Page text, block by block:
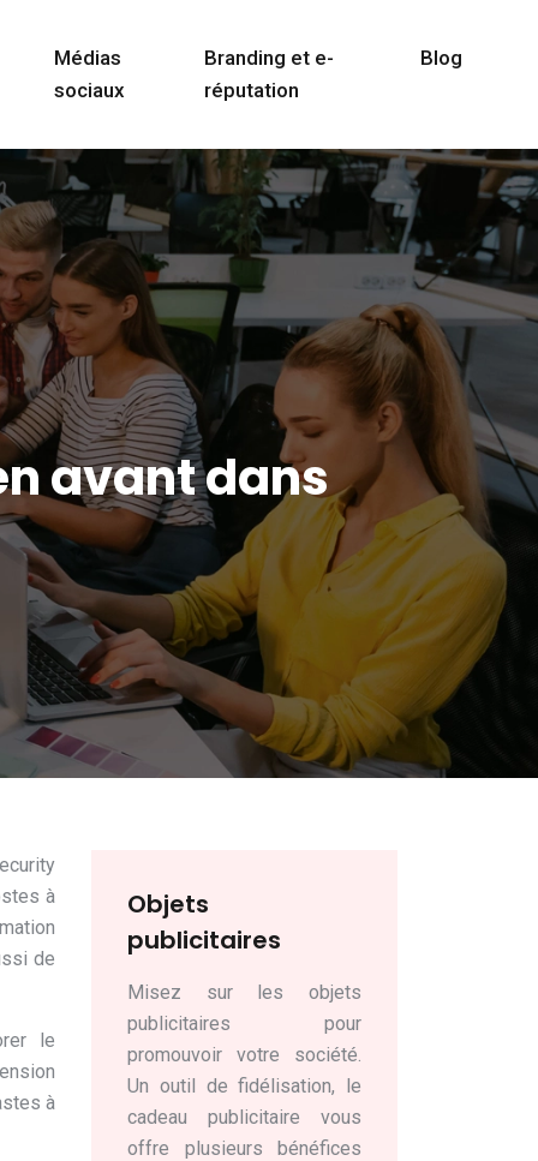
Médias
sociaux
Branding et e-
réputation
Blog
avant dans
à
de
le
à
Objets
publicitaires
Misez sur les objets
publicitaires pour
promouvoir votre société.
Un outil de fidélisation, le
cadeau publicitaire vous
offre plusieurs bénéfices